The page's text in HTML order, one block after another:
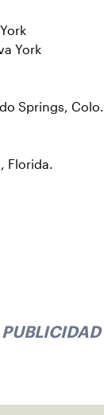
York
Springs, Colo.
Florida.
PUBLICIDAD